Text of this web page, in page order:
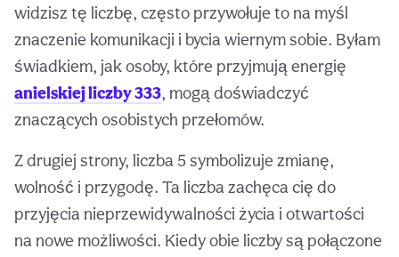
widzisz tę liczbę, często przywołuje to na myśl
znaczenie komunikacji i bycia wiernym sobie. Byłam
świadkiem, jak osoby, które przyjmują energię
anielskiej liczby 333, mogą doświadczyć
znaczących osobistych przełomów.
Z drugiej strony, liczba 5 symbolizuje zmianę,
wolność i przygodę. Ta liczba zachęca cię do
przyjęcia nieprzewidywalności życia i otwartości
na nowe możliwości. Kiedy obie liczby są połączone